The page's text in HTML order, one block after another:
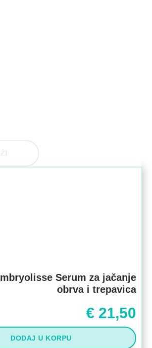
Serum za jačanje
obrva i trepavica
€ 21,50
DODAJ U KORPU